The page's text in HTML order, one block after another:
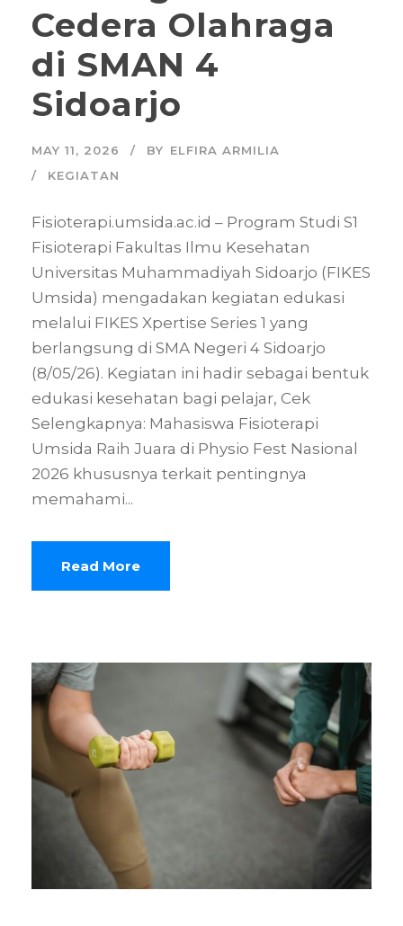
Cedera Olahraga
di SMAN 4
Sidoarjo
MAY 11, 2026 BY ELFIRA ARMILIA
KEGIATAN
Fisioterapi.umsida.ac.id – Program Studi S1
Fisioterapi Fakultas Ilmu Kesehatan
Universitas Muhammadiyah Sidoarjo (FIKES
Umsida) mengadakan kegiatan edukasi
melalui FIKES Xpertise Series 1 yang
berlangsung di SMA Negeri 4 Sidoarjo
(8/05/26). Kegiatan ini hadir sebagai bentuk
edukasi kesehatan bagi pelajar, Cek
Selengkapnya: Mahasiswa Fisioterapi
Umsida Raih Juara di Physio Fest Nasional
2026 khususnya terkait pentingnya
memahami...
Read More